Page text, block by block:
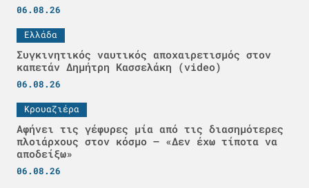
06.08.26
Ελλάδα
Συγκινητικός ναυτικός αποχαιρετισμός στον
καπετάν Δημήτρη Κασσελάκη (video)
06.08.26
Κρουαζιέρα
Αφήνει τις γέφυρες μία από τις διασημότερες
πλοιάρχους στον κόσμο – «Δεν έχω τίποτα να
αποδείξω»
06.08.26